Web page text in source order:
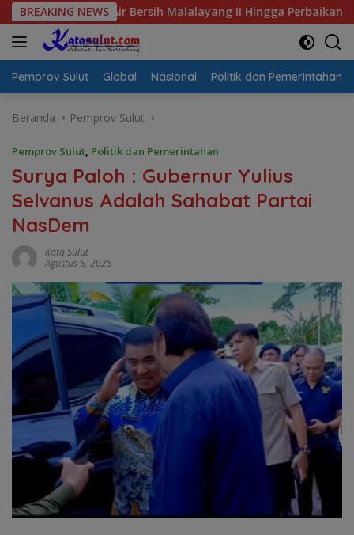
Langsung
ke
konten
BREAKING NEWS
Air Bersih Malalayang II Hingga Perbaikan Infrastruktur
Pemprov Sulut Global Nasional Politik dan Pemerintahan
Beranda Pemprov Sulut
Pemprov Sulut, Politik dan Pemerintahan
Surya Paloh : Gubernur Yulius
Selvanus Adalah Sahabat Partai
NasDem
Kata Sulut
Agustus 5, 2025